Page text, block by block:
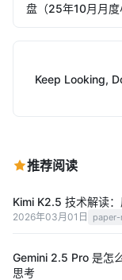
盘（25年10月月度
Keep Looking,
推荐阅读
Kimi K2.5 技术解读
2026年03月01日
Gemini 2.5 Pro 是怎
思考